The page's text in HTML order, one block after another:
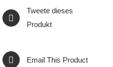
Tweete dieses
Produkt
Email This Product